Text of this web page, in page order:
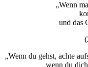
„Wenn
und das
„Wenn du gehst, achte
wenn du